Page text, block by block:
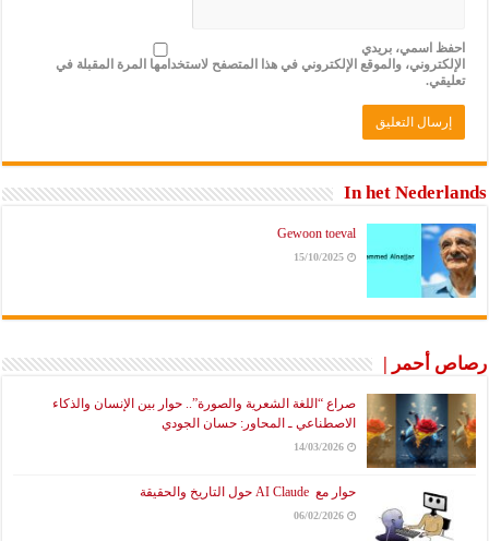
احفظ اسمي، بريدي
الإلكتروني، والموقع الإلكتروني في هذا المتصفح لاستخدامها المرة المقبلة في
تعليقي.
In het Nederlands
Gewoon toeval
15/10/2025
رصاص أحمر |
صراع “اللغة الشعرية والصورة”.. حوار بين الإنسان والذكاء
الاصطناعي ـ المحاور: حسان الجودي
14/03/2026
حوار مع AI Claude حول التاريخ والحقيقة
06/02/2026